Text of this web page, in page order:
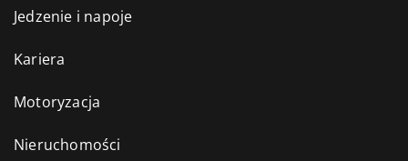
Jedzenie i napoje
Kariera
Motoryzacja
Nieruchomości